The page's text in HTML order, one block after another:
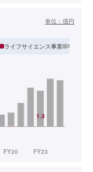
単位： 億円
ライフサイエンス事業 半導体・